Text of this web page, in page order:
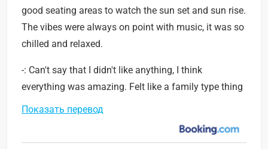
good seating areas to watch the sun set and sun rise.
The vibes were always on point with music, it was so
chilled and relaxed.
-: Can't say that I didn't like anything, I think
everything was amazing. Felt like a family type thing
Показать перевод